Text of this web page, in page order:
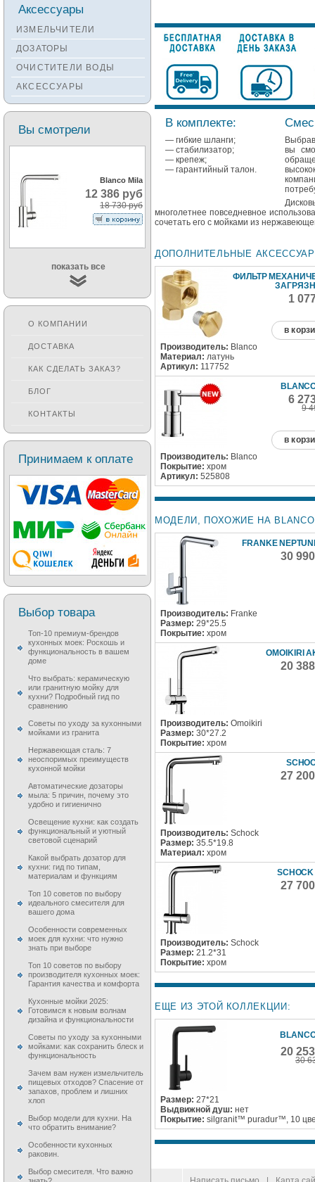
В комплекте:
— гибкие шланги;
— стабилизатор;
— крепеж;
— гарантийный талон.
вы
многолетнее повседневное
сочетать его с мойками из
ДОПОЛНИТЕЛЬНЫЕ
ФИЛЬТР
1
в
Производитель: Blanco
Материал: латунь
Артикул: 117752
6
9
в
Производитель: Blanco
Покрытие: хром
Артикул: 525808
МОДЕЛИ, ПОХОЖИЕ НА BLANCO
FRANKE
30
Производитель: Franke
Размер: 29*25.5
Покрытие: хром
OMOIKIRI
20
Производитель: Omoikiri
Размер: 30*27.2
Покрытие: хром
27
Производитель: Schock
Размер: 35.5*19.8
Материал: хром
SCHOCK
27
Производитель: Schock
Размер: 21.2*31
Покрытие: хром
ЕЩЕ ИЗ ЭТОЙ КОЛЛЕКЦИИ:
20
30
Размер: 27*21
Выдвижной душ: нет
Покрытие: silgranit™ puradur™, 10
Мойки ZORG
Мойки SEAMAN
Мойки ZIGMUND&SHTAIN
Мойки OULIN
Мойки PAULMARK
Аксессуары
ИЗМЕЛЬЧИТЕЛИ
ДОЗАТОРЫ
ОЧИСТИТЕЛИ ВОДЫ
АКСЕССУАРЫ
Вы смотрели
Blanco Mila
12 386 руб
18 730 руб
показать все
О КОМПАНИИ
ДОСТАВКА
КАК СДЕЛАТЬ ЗАКАЗ?
БЛОГ
КОНТАКТЫ
Принимаем к оплате
Выбор товара
Топ-10 премиум-брендов
кухонных моек: Роскошь и
функциональность в вашем
доме
Что выбрать: керамическую
или гранитную мойку для
кухни? Подробный гид по
сравнению
Советы по уходу за кухонными
мойками из гранита
Нержавеющая сталь: 7
неоспоримых преимуществ
кухонной мойки
Автоматические дозаторы
мыла: 5 причин, почему это
удобно и гигиенично
Освещение кухни: как создать
функциональный и уютный
световой сценарий
Какой выбрать дозатор для
кухни: гид по типам,
материалам и функциям
Топ 10 советов по выбору
идеального смесителя для
вашего дома
Особенности современных
моек для кухни: что нужно
знать при выборе
Топ 10 советов по выбору
производителя кухонных моек:
Гарантия качества и комфорта
Кухонные мойки 2025:
Готовимся к новым волнам
дизайна и функциональности
Советы по уходу за кухонными
мойками: как сохранить блеск и
функциональность
Зачем вам нужен измельчитель
пищевых отходов? Спасение от
запахов, проблем и лишних
хлоп
Выбор модели для кухни. На
что обратить внимание?
Особенности кухонных
раковин.
Выбор смесителя. Что важно